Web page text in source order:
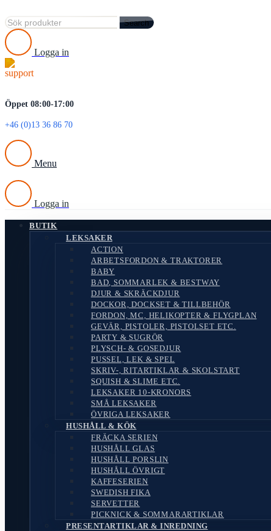
Search
Logga in
Öppet 08:00-17:00
+46 (0)13 36 86 70
Menu
Logga in
BUTIK
LEKSAKER
ACTION
ARBETSFORDON & TRAKTORER
BABY
BAD, SOMMARLEK & BESTWAY
DJUR & SKRÄCKDJUR
DOCKOR, DOCKSET & TILLBEHÖR
FORDON, MC, HELIKOPTER & FLYGPLAN
GEVÄR, PISTOLER, PISTOLSET ETC.
PARTY & SUGRÖR
PLYSCH- & GOSEDJUR
PUSSEL, LEK & SPEL
SKRIV-, RITARTIKLAR & SKOLSTART
SQUISH & SLIME ETC.
LEKSAKER 10-KRONORS
SMÅ LEKSAKER
ÖVRIGA LEKSAKER
HUSHÅLL & KÖK
FRÄCKA SERIEN
HUSHÅLL GLAS
HUSHÅLL PORSLIN
HUSHÅLL ÖVRIGT
KAFFESERIEN
SWEDISH FIKA
SERVETTER
PICKNICK & SOMMARARTIKLAR
PRESENTARTIKLAR & INREDNING